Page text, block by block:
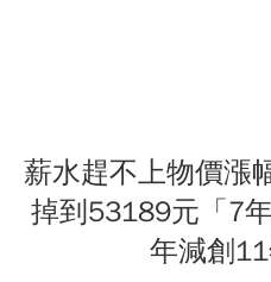
薪水趕不上物價漲
掉到53189元「7
年減創11